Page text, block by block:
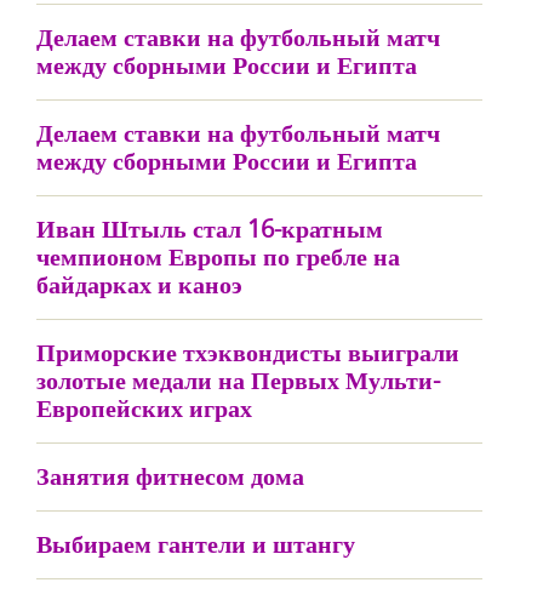
Делаем ставки на футбольный матч
между сборными России и Египта
Делаем ставки на футбольный матч
между сборными России и Египта
Иван Штыль стал 16-кратным
чемпионом Европы по гребле на
байдарках и каноэ
Приморские тхэквондисты выиграли
золотые медали на Первых Мульти-
Европейских играх
Занятия фитнесом дома
Выбираем гантели и штангу